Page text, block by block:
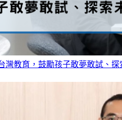
灣教育，鼓勵孩子敢夢敢試、探